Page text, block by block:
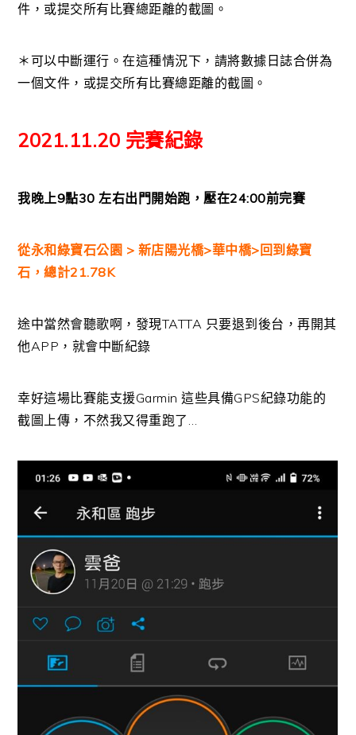
件，或提交所有比賽總距離的截圖。
＊可以中斷運行。在這種情況下，請將數據日誌合併為
一個文件，或提交所有比賽總距離的截圖。
2021.11.20 完賽紀錄
我晚上9點30 左右出門開始跑，壓在24:00前完賽
從永和綠寶石公園 > 新店陽光橋>華中橋>回到綠寶
石，總計21.78K
途中當然會聽歌啊，發現TATTA 只要退到後台，再開其
他APP，就會中斷紀錄
幸好這場比賽能支援Garmin 這些具備GPS紀錄功能的
截圖上傳，不然我又得重跑了…